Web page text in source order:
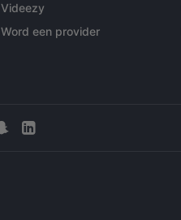
Videezy
Word een provider